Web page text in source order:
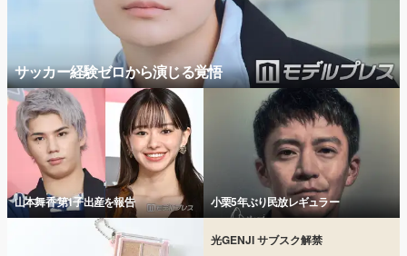
サッカー経験ゼロから演じる覚悟
山本舞香 第1子出産を報告 小栗5年ぶり民放レギュラー
光GENJI サブスク解禁